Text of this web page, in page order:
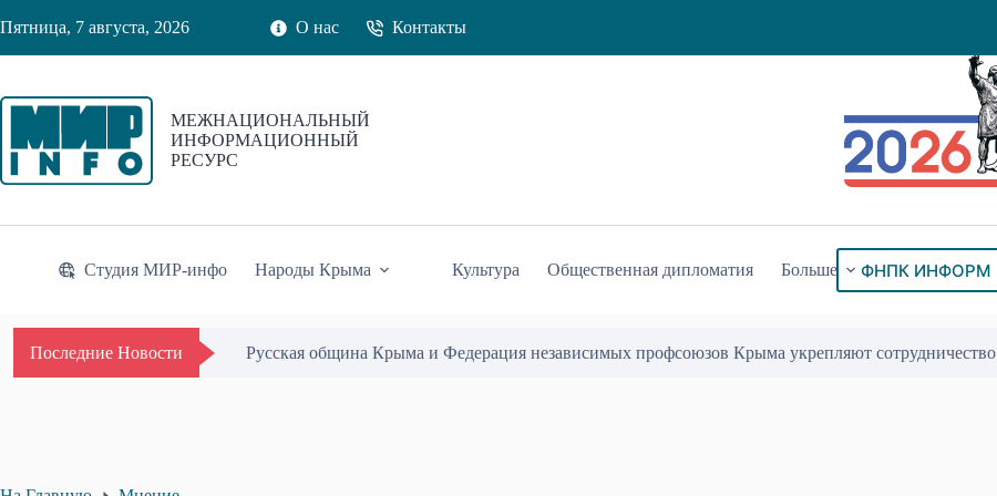
к
Пятница, 7 августа, 2026 О нас Контакты
МЕЖНАЦИОНАЛЬНЫЙ
ИНФОРМАЦИОННЫЙ
РЕСУРС
Студия МИР-инфо Народы Крыма Культура Общественная дипломатия Больше ФНПК ИНФОРМ
Последние Новости Русская община Крыма и Федерация независимых профсоюзов Крыма укрепляют сотрудничество